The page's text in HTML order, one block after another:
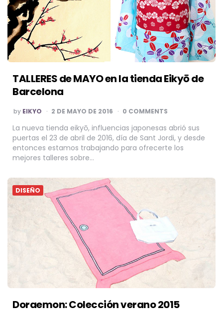
TALLERES de MAYO en la tienda Eikyō de
Barcelona
POSTED
BY
by EIKYO 2 DE MAYO DE 2016 0 COMMENTS
La nueva tienda eikyō, influencias japonesas abrió sus
puertas el 23 de abril de 2016, día de Sant Jordi, y desde
entonces estamos trabajando para ofrecerte los
mejores talleres sobre…
DISEÑO
Doraemon: Colección verano 2015